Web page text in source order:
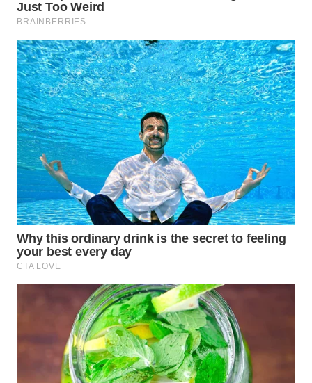
SEMARANG
WN
SOLO
WN
BOROBUDUR
WN
MADURA
WN
SURABAYA
WN
NATUNA
BINTAN